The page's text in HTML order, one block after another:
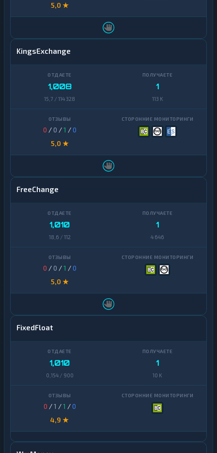
5,0 ★
KingsExchange
1,008
15,7 / 114 328
1
113 K
0 / 0 /1 /0
5,0 ★
FreeChange
1,010
18,6 / 112
1
4 646
0 / 0 /1 /0
5,0 ★
FixedFloat
1,010
0,154 / 900
1
10 K
0 /1 /1 /0
4,9 ★